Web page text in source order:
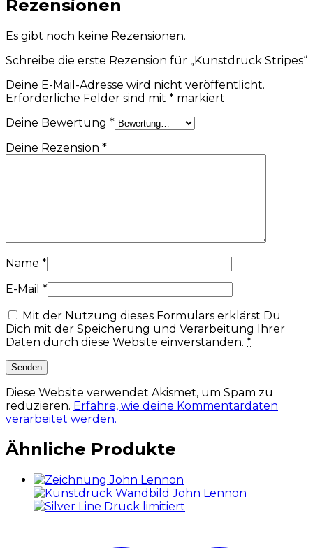
Rezensionen
Es gibt noch keine Rezensionen.
Schreibe die erste Rezension für „Kunstdruck Stripes“
Deine E-Mail-Adresse wird nicht veröffentlicht.
Erforderliche Felder sind mit * markiert
Deine Bewertung *
Deine Rezension *
Name *
E-Mail *
Mit der Nutzung dieses Formulars erklärst Du
Dich mit der Speicherung und Verarbeitung Ihrer
Daten durch diese Website einverstanden. *
Diese Website verwendet Akismet, um Spam zu
reduzieren. Erfahre, wie deine Kommentardaten
verarbeitet werden.
Ähnliche Produkte